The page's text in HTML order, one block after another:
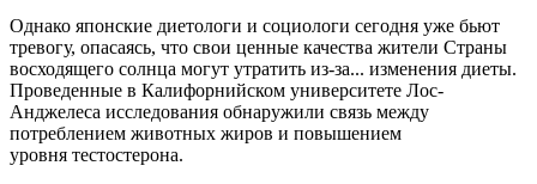
Однако японские диетологи и социологи сегодня уже бьют
тревогу, опасаясь, что свои ценные качества жители Страны
восходящего солнца могут утратить из-за... изменения диеты.
Проведенные в Калифорнийском университете Лос-
Анджелеса исследования обнаружили связь между
потреблением животных жиров и повышением
уровня тестостерона.